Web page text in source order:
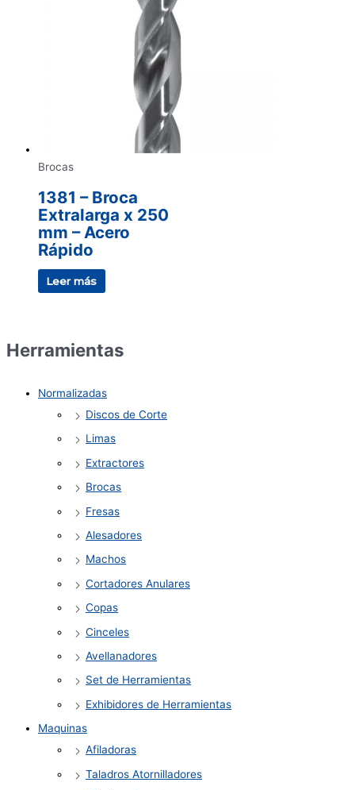
Brocas
1381 – Broca
Extralarga x 250
mm – Acero
Rápido
Leer más
Herramientas
Normalizadas
Discos de Corte
Limas
Extractores
Brocas
Fresas
Alesadores
Machos
Cortadores Anulares
Copas
Cinceles
Avellanadores
Set de Herramientas
Exhibidores de Herramientas
Maquinas
Afiladoras
Taladros Atornilladores